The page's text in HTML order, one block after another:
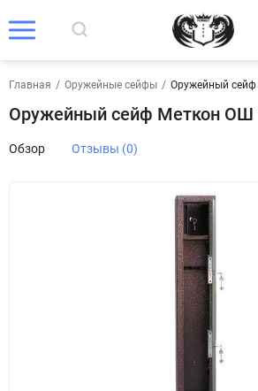
Главная / Оружейные сейфы / Оружейный
Оружейный сейф Меткон ОШ
Обзор Отзывы (0)